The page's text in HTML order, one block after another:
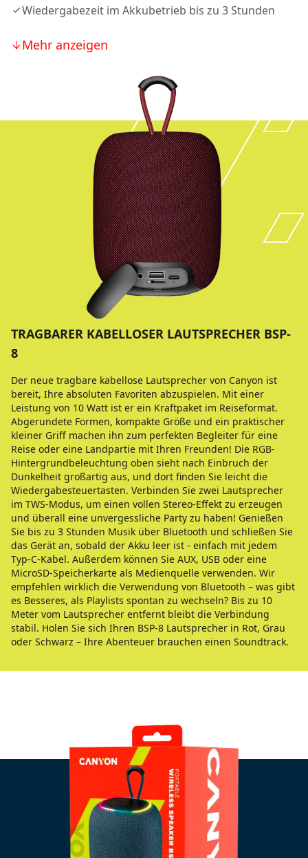
Wiedergabezeit im Akkubetrieb bis zu 3 Stunden
Mehr anzeigen
TRAGBARER KABELLOSER LAUTSPRECHER BSP-
8
Der neue tragbare kabellose Lautsprecher von Canyon ist
bereit, Ihre absoluten Favoriten abzuspielen. Mit einer
Leistung von 10 Watt ist er ein Kraftpaket im Reiseformat.
Abgerundete Formen, kompakte Größe und ein praktischer
kleiner Griff machen ihn zum perfekten Begleiter für eine
Reise oder eine Landpartie mit Ihren Freunden! Die RGB-
Hintergrundbeleuchtung oben sieht nach Einbruch der
Dunkelheit großartig aus, und dort finden Sie leicht die
Wiedergabesteuertasten. Verbinden Sie zwei Lautsprecher
im TWS-Modus, um einen vollen Stereo-Effekt zu erzeugen
und überall eine unvergessliche Party zu haben! Genießen
Sie bis zu 3 Stunden Musik über Bluetooth und schließen Sie
das Gerät an, sobald der Akku leer ist - einfach mit jedem
Typ-C-Kabel. Außerdem können Sie AUX, USB oder eine
MicroSD-Speicherkarte als Medienquelle verwenden. Wir
empfehlen wirklich die Verwendung von Bluetooth – was gibt
es Besseres, als Playlists spontan zu wechseln? Bis zu 10
Meter vom Lautsprecher entfernt bleibt die Verbindung
stabil. Holen Sie sich Ihren BSP-8 Lautsprecher in Rot, Grau
oder Schwarz – Ihre Abenteuer brauchen einen Soundtrack.